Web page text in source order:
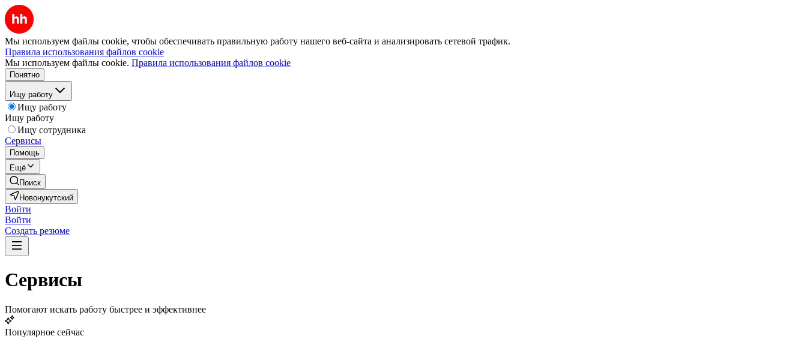
Мы используем файлы cookie, чтобы обеспечивать правильную работу нашего веб-сайта и анализировать сетевой трафик.
Правила использования файлов cookie
Мы используем файлы cookie. Правила использования файлов cookie
Понятно
Ищу работу
Ищу работу
Ищу работу
Ищу сотрудника
Сервисы
Помощь
Ещё
Поиск
Новонукутский
Войти
Войти
Создать резюме
Сервисы
Помогают искать работу быстрее и эффективнее
Популярное сейчас